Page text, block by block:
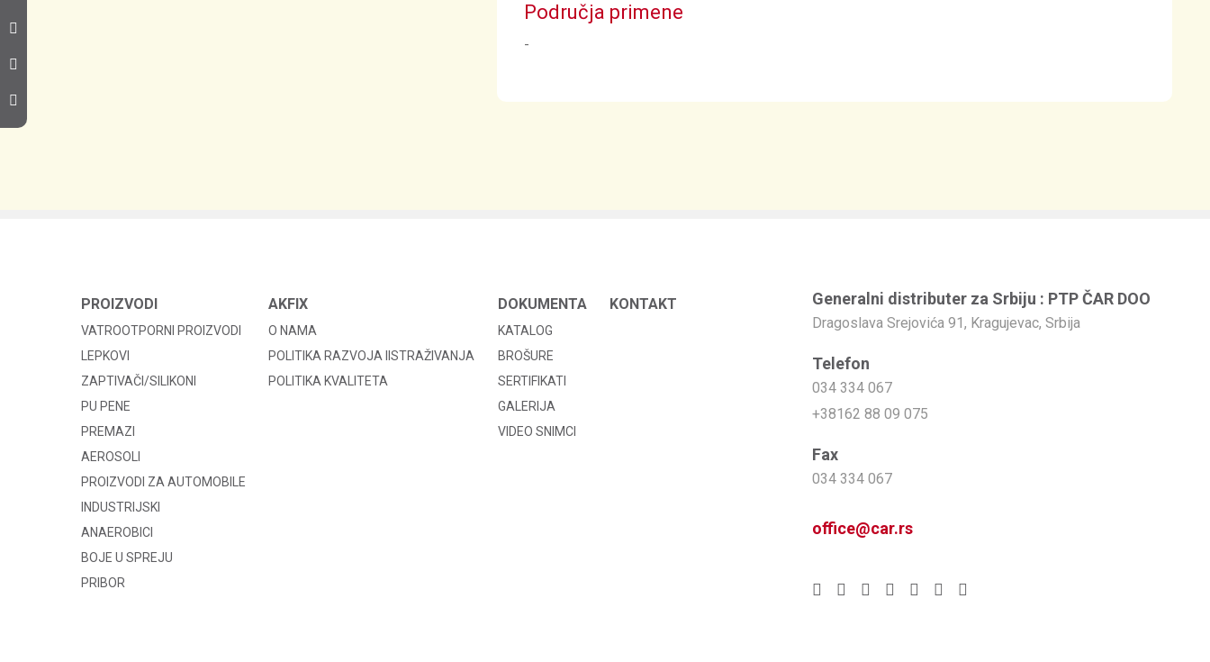
Područja primene
-
PROIZVODI
VATROOTPORNI PROIZVODI
LEPKOVI
ZAPTIVAČI/SILIKONI
PU PENE
PREMAZI
AEROSOLI
PROIZVODI ZA AUTOMOBILE
INDUSTRIJSKI
ANAEROBICI
BOJE U SPREJU
PRIBOR
AKFIX
O NAMA
POLITIKA RAZVOJA IISTRAŽIVANJA
POLITIKA KVALITETA
DOKUMENTA
KATALOG
BROŠURE
SERTIFIKATI
GALERIJA
VIDEO SNIMCI
KONTAKT Generalni distributer za Srbiju : PTP ČAR DOO
Dragoslava Srejovića 91, Kragujevac, Srbija
Telefon
034 334 067
+38162 88 09 075
Fax
034 334 067
office@car.rs